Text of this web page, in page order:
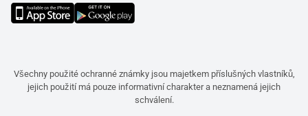
Všechny použité ochranné známky jsou majetkem příslušných vlastníků,
jejich použití má pouze informativní charakter a neznamená jejich
schválení.